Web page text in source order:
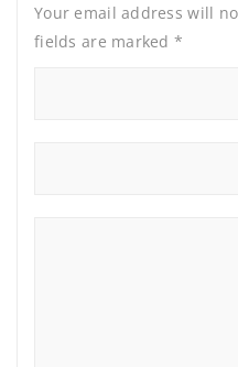
Your email address will
fields are marked*